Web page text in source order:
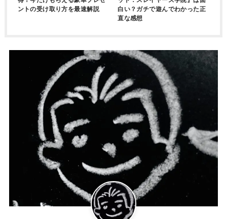
ントの受け取り方を最速解説
白い？ガチで遊んでわかった正
直な感想